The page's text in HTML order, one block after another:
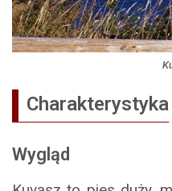
Charakterystyka
Wygląd